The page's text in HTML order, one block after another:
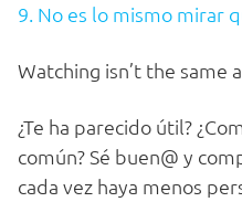
9. No es lo mismo mirar
Watching isn’t the same
¿Te ha parecido útil?
común? Sé buen@ y
cada vez haya menos